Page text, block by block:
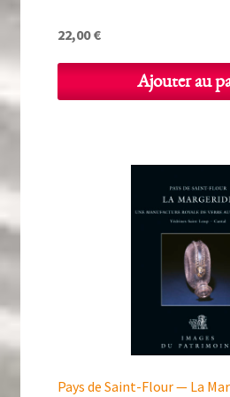
22,00€
Ajouter au
Pays de Saint-Flour — La